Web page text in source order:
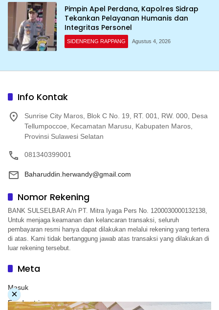
Pimpin Apel Perdana, Kapolres Sidrap
Tekankan Pelayanan Humanis dan
Integritas Personel
SIDENRENG RAPPANG Agustus 4, 2026
Info Kontak
Sunrise City Maros, Blok C No. 19, RT. 001, RW. 000, Desa
Tellumpoccoe, Kecamatan Marusu, Kabupaten Maros,
Provinsi Sulawesi Selatan
081340399001
Baharuddin.herwandy@gmail.com
Nomor Rekening
BANK SULSELBAR A/n PT. Mitra Iyaga Pers No. 1200030000132138,
Untuk menjaga keamanan dan kelancaran transaksi, seluruh
pembayaran resmi hanya dapat dilakukan melalui rekening yang tertera
di atas. Kami tidak bertanggung jawab atas transaksi yang dilakukan di
luar rekening tersebut.
Meta
Masuk
Feed entri
×